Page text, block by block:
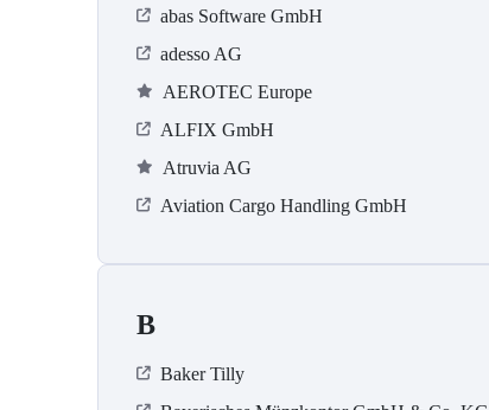
abas Software GmbH
adesso AG
AEROTEC Europe
ALFIX GmbH
Atruvia AG
Aviation Cargo Handling GmbH
B
Baker Tilly